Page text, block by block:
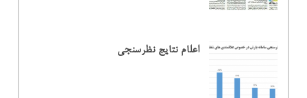
اعلام نتایج نظرسنجی